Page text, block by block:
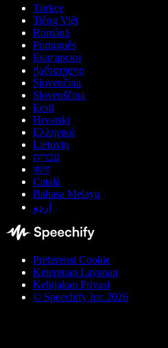
Türkçe
Tiếng Việt
Română
Português
Български
ქართული
Slovenčina
Slovenščina
Eesti
Hrvatski
Ελληνικά
Lietuvių
עברית
বাংলা
Català
Bahasa Melayu
اردو
Preferensi Cookie
Ketentuan Layanan
Kebijakan Privasi
© Speechify Inc 2026